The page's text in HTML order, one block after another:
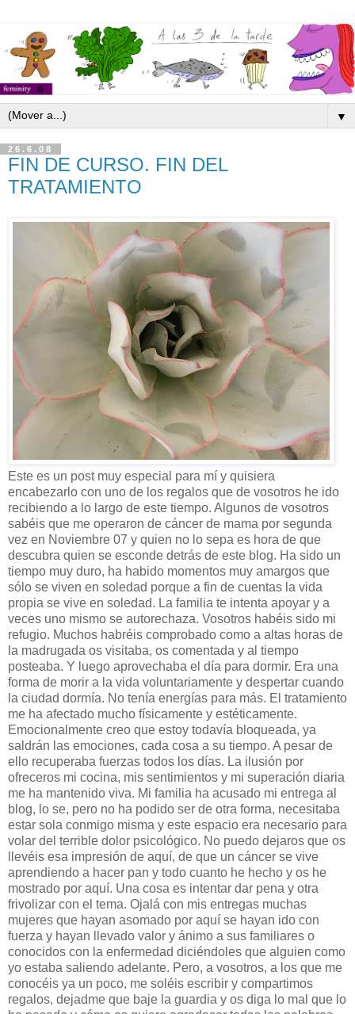
▼
26.6.08
FIN DE CURSO. FIN DEL
TRATAMIENTO
Este es un post muy especial para mí y quisiera
encabezarlo con uno de los regalos que de vosotros he ido
recibiendo a lo largo de este tiempo. Algunos de vosotros
sabéis que me operaron de cáncer de mama por segunda
vez en Noviembre 07 y quien no lo sepa es hora de que
descubra quien se esconde detrás de este blog. Ha sido un
tiempo muy duro, ha habido momentos muy amargos que
sólo se viven en soledad porque a fin de cuentas la vida
propia se vive en soledad. La familia te intenta apoyar y a
veces uno mismo se autorechaza. Vosotros habéis sido mi
refugio. Muchos habréis comprobado como a altas horas de
la madrugada os visitaba, os comentada y al tiempo
posteaba. Y luego aprovechaba el día para dormir. Era una
forma de morir a la vida voluntariamente y despertar cuando
la ciudad dormía. No tenía energías para más. El tratamiento
me ha afectado mucho físicamente y estéticamente.
Emocionalmente creo que estoy todavía bloqueada, ya
saldrán las emociones, cada cosa a su tiempo. A pesar de
ello recuperaba fuerzas todos los días. La ilusión por
ofreceros mi cocina, mis sentimientos y mi superación diaria
me ha mantenido viva. Mi familia ha acusado mi entrega al
blog, lo se, pero no ha podido ser de otra forma, necesitaba
estar sola conmigo misma y este espacio era necesario para
volar del terrible dolor psicológico. No puedo dejaros que os
llevéis esa impresión de aquí, de que un cáncer se vive
aprendiendo a hacer pan y todo cuanto he hecho y os he
mostrado por aquí. Una cosa es intentar dar pena y otra
frivolizar con el tema. Ojalá con mis entregas muchas
mujeres que hayan asomado por aquí se hayan ido con
fuerza y hayan llevado valor y ánimo a sus familiares o
conocidos con la enfermedad diciéndoles que alguien como
yo estaba saliendo adelante. Pero, a vosotros, a los que me
conocéis ya un poco, me soléis escribir y compartimos
regalos, dejadme que baje la guardia y os diga lo mal que lo